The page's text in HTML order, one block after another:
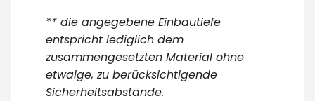
** die angegebene Einbautiefe
entspricht lediglich dem
zusammengesetzten Material ohne
etwaige, zu berücksichtigende
Sicherheitsabstände.